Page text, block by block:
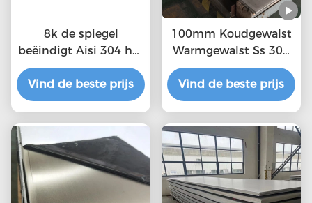
8k de spiegel
beëindigt Aisi 304 het
Roestvrije staalplaat
van het Roestvrij
staalblad 316L
Vind de beste prijs
100mm Koudgewalst
Warmgewalst Ss 304
Blad
Vind de beste prijs